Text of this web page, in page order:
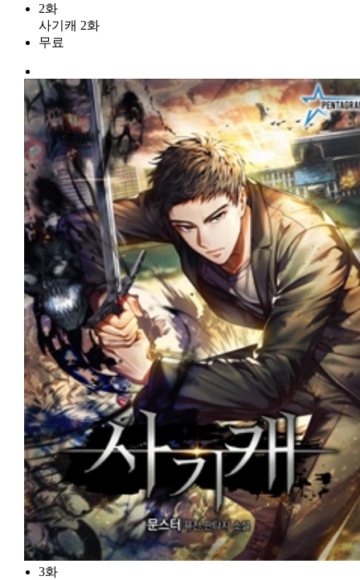
2화
사기캐 2화
무료
3화